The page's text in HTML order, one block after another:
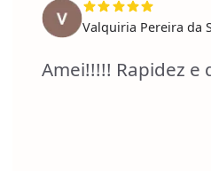
Valquiria Pereira da
Amei!!!!! Rapidez e